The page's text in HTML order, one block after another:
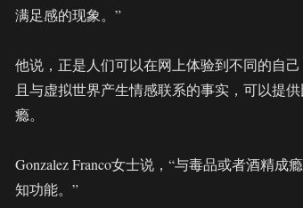
满足感的现象。”
他说，正是人们可以在网上体验到不同的自
且与虚拟世界产生情感联系的事实，可以提
瘾。
Gonzalez Franco女士说，“与毒品或者酒精
知功能。”